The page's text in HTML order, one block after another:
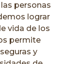
personas
lograr
vida de los
permite
y